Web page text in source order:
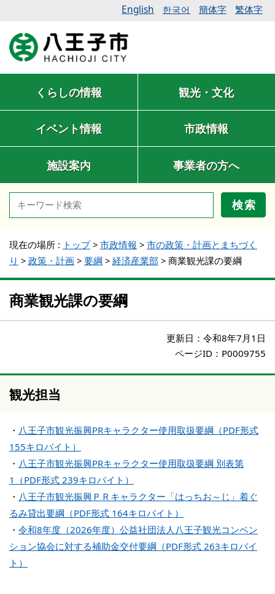
English 한국어 簡体字 繁体字
くらしの情報 観光・文化
イベント情報 市政情報
施設案内 事業者の方へ
検索
現在の場所 : トップ> 市政情報 > 市の政策・計画とまちづく
り > 政策・計画 > 要綱 > 経済産業部 > 商業観光課の要綱
商業観光課の要綱
更新日： 令和8年7月1日
ページID：P0009755
観光担当
・ 八王子市観光振興PRキャラクター使用取扱要綱（PDF形式
155キロバイト）
・ 八王子市観光振興PRキャラクター使用取扱要綱 別表第
1（PDF形式 239キロバイト）
・ 八王子市観光振興ＰＲキャラクター「はっちお～じ」着ぐ
るみ貸出要綱（PDF形式 164キロバイト）
・ 令和8年度（2026年度）公益社団法人八王子観光コンベン
ション協会に対する補助金交付要綱（PDF形式 263キロバイ
ト）